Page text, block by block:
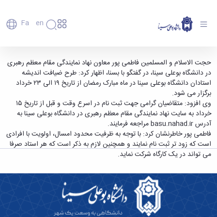
Fa En
دانشگاه
تاریخچه
و
معرفی
برنامه
راهبردی
دانشگاه
نقشه
دانشگاه
سازمان
دانشگاه
اعضای
هیأت
علمی
کارکنان
دانشجویان
فارغ
التحصیلان
دانشکده‌ها
پردیس
اصلی
مهندسی
شیمی
ارتباط
با ما
روابط
برگزاری طرح ضیافت اندیشه استادان دانشگاه
بوعلی سینا در ماه رمضان - دانشگاه بوعلی سینا
همدان
حجت الاسلام و المسلمین فاطمی پور معاون نهاد نمایندگی مقام معظم رهبری
در دانشگاه بوعلی سینا، در گفتگو با بسنا، اظهار کرد: طرح ضیافت اندیشه
استادان دانشگاه بوعلی سینا در ماه مبارک رمضان از تاریخ ۱۹ الی ۲۳ خرداد
برگزار می شود.
وی افزود: متقاضیان گرامی جهت ثبت نام در اسرع وقت و قبل از تاریخ ۱۵
خرداد به سایت نهاد نمایندگی مقام معظم رهبری در دانشگاه بوعلی سینا به
آدرسbasu.nahad.irمراجعه فرمایند.
فاطمی پور خاطرنشان کرد: با توجه به ظرفیت محدود امسال، اولویت با افرادی
است که زود تر ثبت نام نمایند و همچنین لازم به ذکر است که هر استاد صرفا
می تواند در یک کارگاه شرکت نماید.